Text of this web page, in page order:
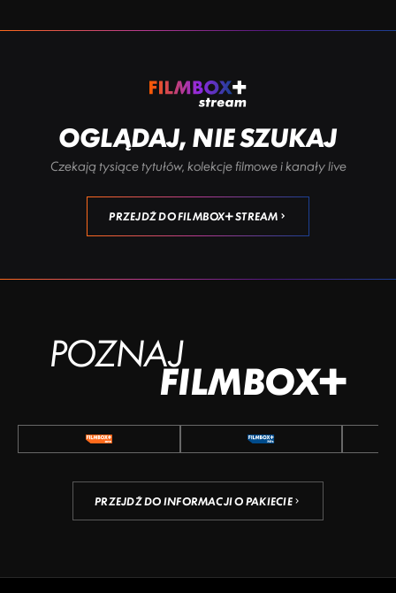
OGLĄDAJ, NIE SZUKAJ
Czekają tysiące tytułów, kolekcje filmowe i kanały live
PRZEJDŹ DO FILMBOX+ STREAM
POZNAJ
FILMBOX+
PRZEJDŹ DO INFORMACJI O PAKIECIE